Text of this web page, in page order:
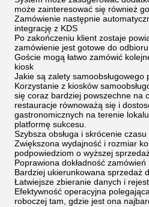
może zainteresować się również
Zamówienie następnie
integrację z KDS
Po zakończeniu klient zostaje
zamówienie jest gotowe do odbioru
Goście mogą łatwo zamówić
kiosk
Jakie są zalety samoobsługowego
Korzystanie z kiosków
się coraz bardziej powszechne na
restauracje równoważą się i
gastronomicznych na terenie
platformę sukcesu.
Szybsza obsługa i skrócenie
Zwiększona wydajność i rozmiar
podpowiedziom o wyższej
Poprawiona dokładność zamówień
Bardziej ukierunkowana sprzedaż
Łatwiejsze zbieranie danych i
Efektywność operacyjna
roboczej tam, gdzie jest ona